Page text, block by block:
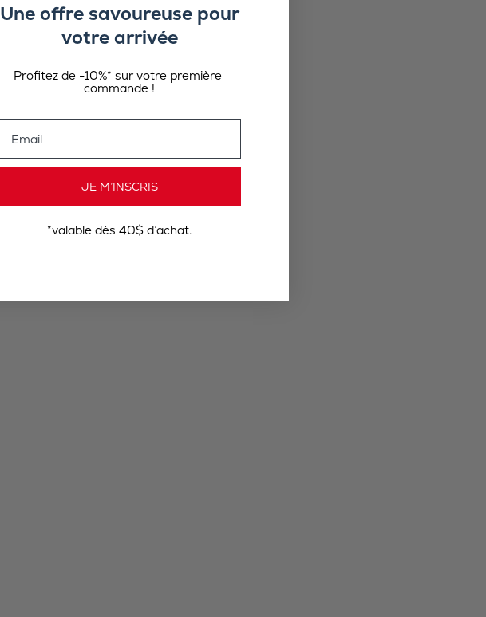
Une offre savoureuse pour
votre arrivée
Profitez de -10%* sur votre première
commande !
JE M’INSCRIS
*valable dès 40$ d’achat.